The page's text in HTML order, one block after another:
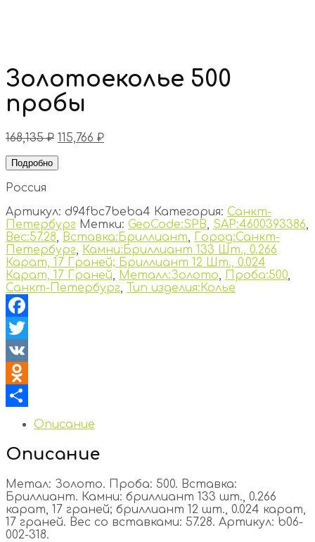
Золотоеколье 500
пробы
168,135₽ 115,766 ₽
Подробно
Россия
Артикул: d94fbc7beba4 Категория: Санкт-
Петербург Метки: GeoCode:SPB, SAP:4600393386,
Вес:57.28, Вставка:Бриллиант, Город:Санкт-
Петербург, Камни:Бриллиант 133 Шт., 0.266
Карат, 17 Граней; Бриллиант 12 Шт., 0.024
Карат, 17 Граней, Металл:Золото, Проба:500,
Санкт-Петербург, Тип изделия:Колье
Facebook
Twitter
VK
Odnoklassniki
Отправить
Описание
Описание
Метал: Золото. Проба: 500. Вставка:
Бриллиант. Камни: бриллиант 133 шт., 0.266
карат, 17 граней; бриллиант 12 шт., 0.024 карат,
17 граней. Вес со вставками: 57.28. Артикул: b06-
002-318.